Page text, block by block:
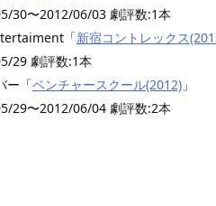
30〜2012/06/03 劇評数:1本
「新宿コントレックス
29 劇評数:1本
ー「ベンチャースクール(2012) 」
29〜2012/06/04 劇評数:2本